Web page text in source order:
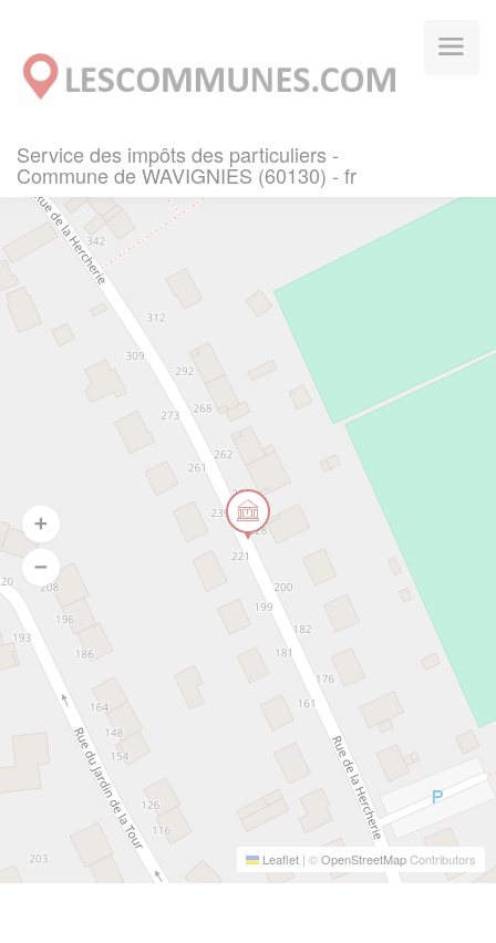
Service des impôts des particuliers -
Commune de WAVIGNIES (60130) - fr
Leaflet | ©OpenStreetMapContributors